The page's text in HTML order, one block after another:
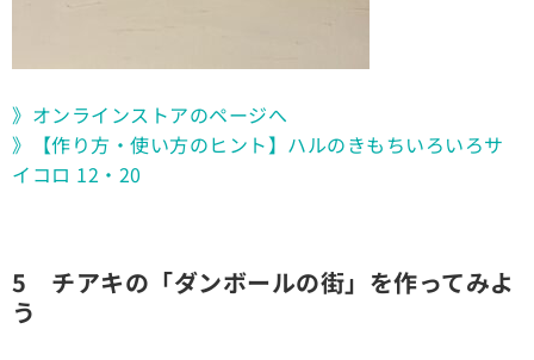
》オンラインストアのページへ
》【作り方・使い方のヒント】ハルのきもちいろいろサ
イコロ 12・20
5 チアキの「ダンボールの街」を作ってみよ
う